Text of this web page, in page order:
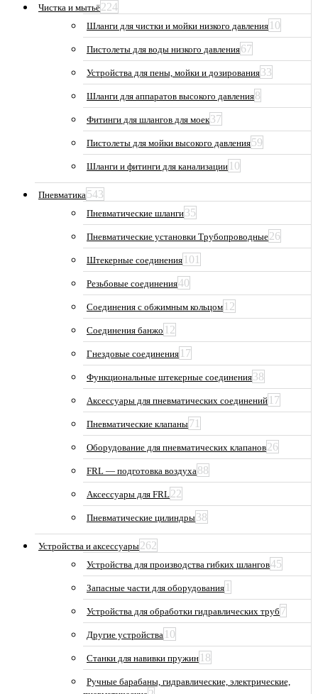
Чистка и мытьё224
Шланги для чистки и мойки низкого давления 10
Пистолеты для воды низкого давления67
Устройства для пены, мойки и дозирования33
Шланги для аппаратов высокого давления8
Фитинги для шлангов для моек37
Пистолеты для мойки высокого давления59
Шланги и фитинги для канализации 10
Пневматика543
Пневматические шланги35
Пневматические установки Трубопроводные26
Штекерные соединения 101
Резьбовые соединения40
Соединения с обжимным кольцом 12
Соединения банжо 12
Гнездовые соединения 17
Функциональные штекерные соединения38
Аксессуары для пневматических соединений 17
Пневматические клапаны71
Оборудование для пневматических клапанов26
FRL — подготовка воздуха88
Аксессуары для FRL22
Пневматические цилиндры38
Устройства и аксессуары262
Устройства для производства гибких шлангов45
Запасные части для оборудования 1
Устройства для обработки гидравлических труб 7
Другие устройства 10
Станки для навивки пружин 18
Ручные барабаны, гидравлические, электрические,